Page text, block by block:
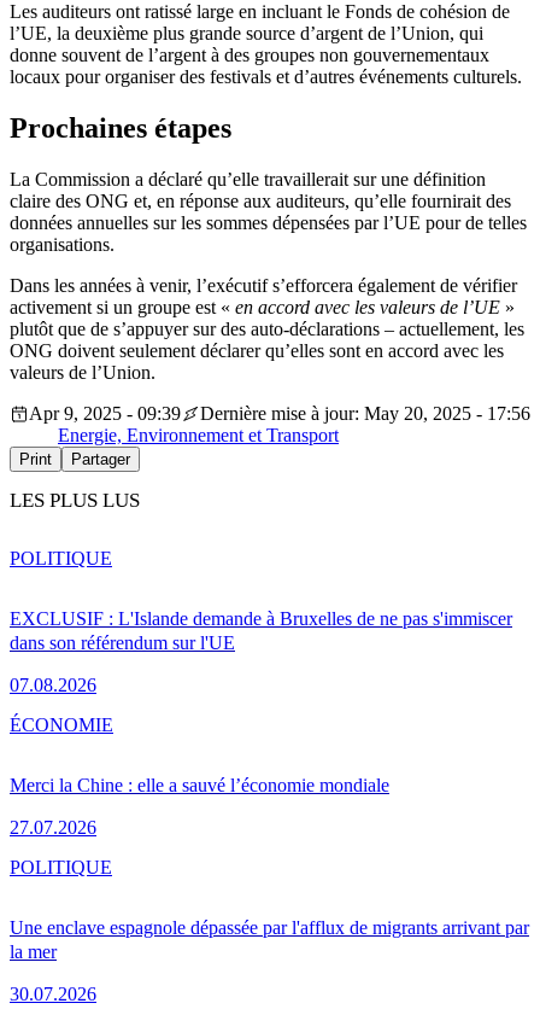
Les auditeurs ont ratissé large en incluant le Fonds de cohésion de
l’UE, la deuxième plus grande source d’argent de l’Union, qui
donne souvent de l’argent à des groupes non gouvernementaux
locaux pour organiser des festivals et d’autres événements culturels.
Prochaines étapes
La Commission a déclaré qu’elle travaillerait sur une définition
claire des ONG et, en réponse aux auditeurs, qu’elle fournirait des
données annuelles sur les sommes dépensées par l’UE pour de telles
organisations.
Dans les années à venir, l’exécutif s’efforcera également de vérifier
activement si un groupe est « en accord avec les valeurs de l’UE »
plutôt que de s’appuyer sur des auto-déclarations – actuellement, les
ONG doivent seulement déclarer qu’elles sont en accord avec les
valeurs de l’Union.
Apr 9, 2025 - 09:39
Dernière mise à jour: May 20, 2025 - 17:56
Energie, Environnement et Transport
Print Partager
LES PLUS LUS
EXCLUSIF : L'Islande demande à Bruxelles de ne pas s'immiscer
dans son référendum sur l'UE
07.08.2026
POLITIQUE
Merci la Chine : elle a sauvé l’économie mondiale
27.07.2026
ÉCONOMIE
Une enclave espagnole dépassée par l'afflux de migrants arrivant par
la mer
30.07.2026
POLITIQUE